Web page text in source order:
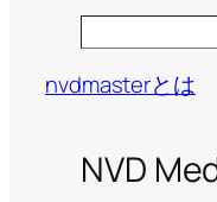
nvdmasterとは
NVD